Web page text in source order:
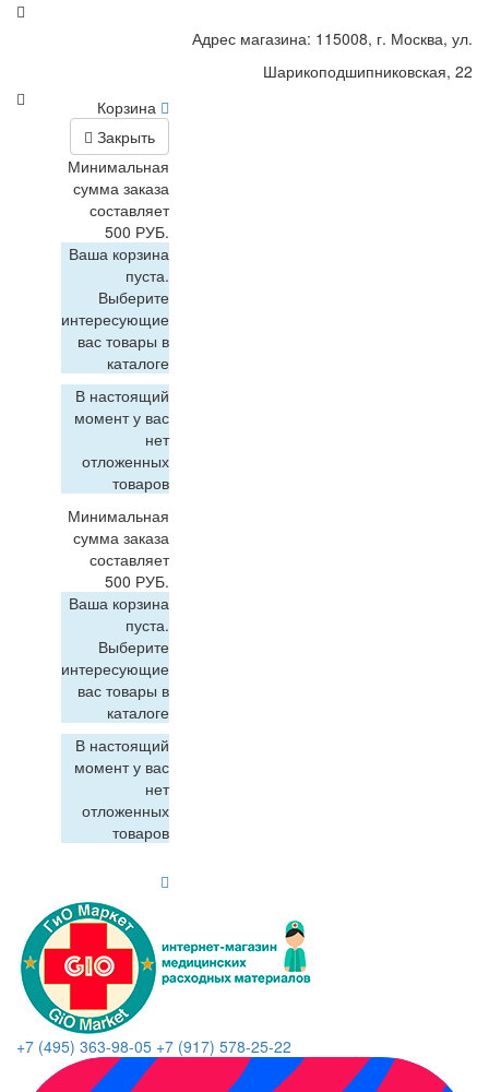
Адрес магазина: 115008, г. Москва, ул.
Шарикоподшипниковская, 22
Корзина
Закрыть
Минимальная
сумма заказа
составляет
500 РУБ.
Ваша корзина
пуста.
Выберите
интересующие
вас товары в
каталоге
В настоящий
момент у вас
нет
отложенных
товаров
Минимальная
сумма заказа
составляет
500 РУБ.
Ваша корзина
пуста.
Выберите
интересующие
вас товары в
каталоге
В настоящий
момент у вас
нет
отложенных
товаров
+7 (495) 363-98-05 +7 (917) 578-25-22